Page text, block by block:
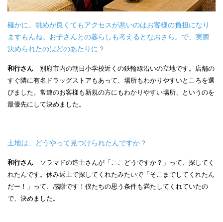
確かに。眺めが良くてもアクセスが悪いのはお客様の負担になり
ますもんね。お子さんとの暮らしも考えるとなおさら。で、実際
決められたのはどのあたりに？
和行さん 別府市内の朝日小学校近くの鉄輪線沿いの立地です。店舗の
すぐ隣に有名ドラッグストアもあって、場所もわかりやすいところを選
びました。常連のお客様も新規の方にもわかりやすい場所、というのを
最優先にして決めました。
土地は、どうやって見つけられたんですか？
和行さん ソラマドの造士さんが「ここどうですか？」って、探してく
れたんです。休み返上で探してくれたみたいで「そこまでしてくれたん
だー！」って、感謝です！僕たちの思う条件も満たしてくれていたの
で、決めました。